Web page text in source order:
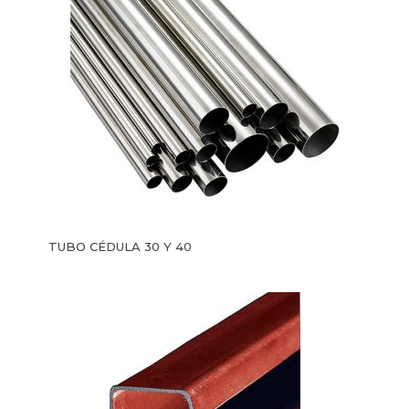
TUBO CÉDULA 30 Y 40